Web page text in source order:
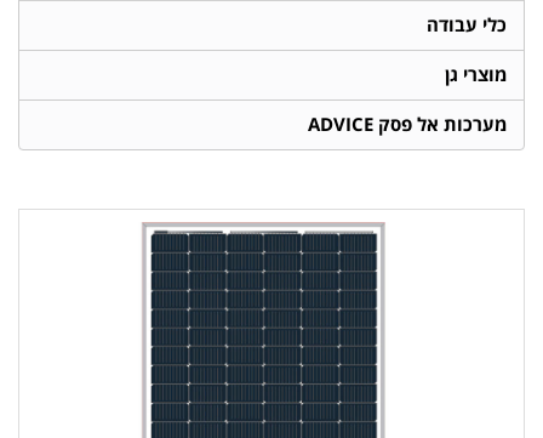
כלי עבודה
מוצרי גן
מערכות אל פסק ADVICE